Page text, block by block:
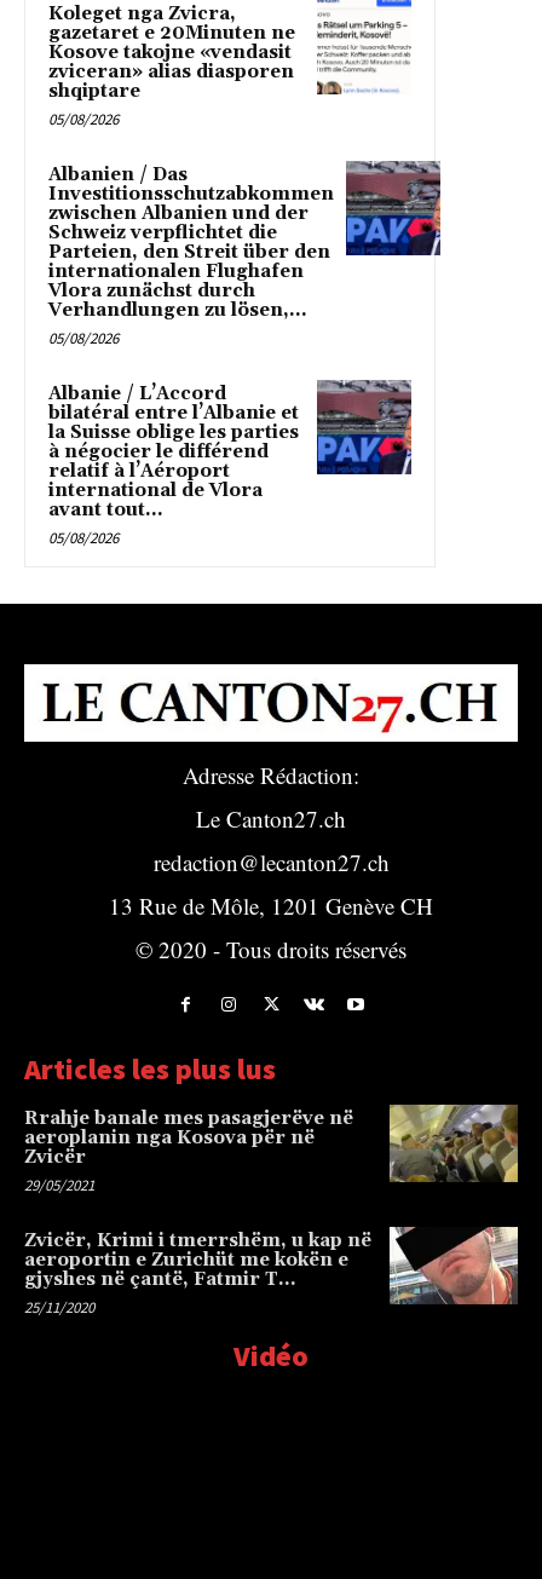
Koleget nga Zvicra,
gazetaret e 20Minuten ne
Kosove takojne «vendasit
zviceran» alias diasporen
shqiptare
05/08/2026
Albanien / Das
Investitionsschutzabkommen
zwischen Albanien und der
Schweiz verpflichtet die
Parteien, den Streit über den
internationalen Flughafen
Vlora zunächst durch
Verhandlungen zu lösen,...
05/08/2026
Albanie / L’Accord
bilatéral entre l’Albanie et
la Suisse oblige les parties
à négocier le différend
relatif à l’Aéroport
international de Vlora
avant tout...
05/08/2026
Adresse Rédaction:
Le Canton27.ch
redaction@lecanton27.ch
13 Rue de Môle, 1201 Genève CH
© 2020 - Tous droits réservés
Articles les plus lus
Rrahje banale mes pasagjerëve në
aeroplanin nga Kosova për në
Zvicër
29/05/2021
Zvicër, Krimi i tmerrshëm, u kap në
aeroportin e Zurichüt me kokën e
gjyshes në çantë, Fatmir T…
25/11/2020
Vidéo